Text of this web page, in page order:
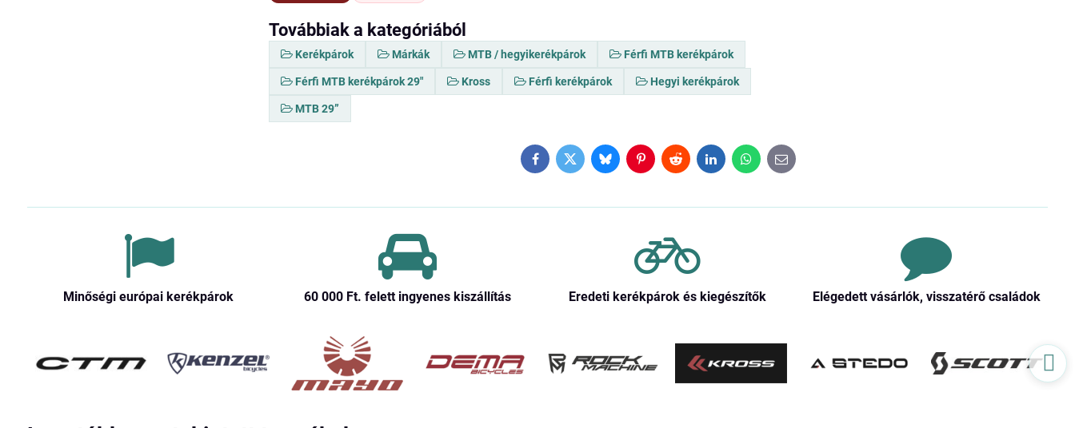
Továbbiak a kategóriából
Kerékpárok Márkák MTB / hegyikerékpárok Férfi MTB kerékpárok
Férfi MTB kerékpárok 29" Kross Férfi kerékpárok Hegyi kerékpárok
MTB 29”
FacebookTwitterBlueskyPinterestRedditLinkedInWhatsApp
E-
mail
Minőségi európai kerékpárok 60 000 Ft​. felett ingyenes kiszállítás Eredeti kerékpárok és kiegészítők Elégedett vásárlók, visszatérő családok